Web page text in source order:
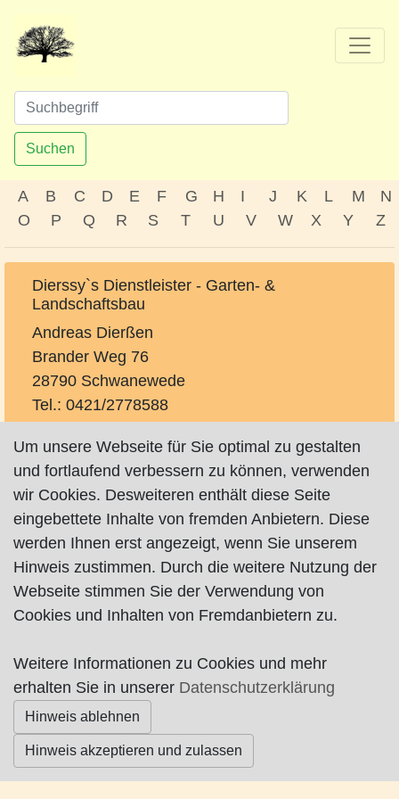
Suchen
A B C D E F G H I J K L M
N
O
P Q R S T U V W X Y Z
Dierssy`s Dienstleister - Garten- &
Landschaftsbau
Andreas Dierßen
Brander Weg 76
28790 Schwanewede
Tel.: 0421/2778588
Impressum |Datenschutz| AGB
© Worpswede24 2015-2026
Um unsere Webseite für Sie optimal zu gestalten
und fortlaufend verbessern zu können, verwenden
wir Cookies. Desweiteren enthält diese Seite
eingebettete Inhalte von fremden Anbietern. Diese
werden Ihnen erst angezeigt, wenn Sie unserem
Hinweis zustimmen. Durch die weitere Nutzung der
Webseite stimmen Sie der Verwendung von
Cookies und Inhalten von Fremdanbietern zu.
Weitere Informationen zu Cookies und mehr
erhalten Sie in unserer Datenschutzerklärung
Hinweis ablehnen
Hinweis akzeptieren und zulassen